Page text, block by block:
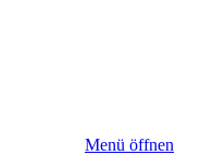
Menü öffnen